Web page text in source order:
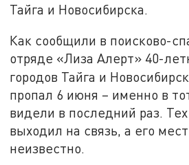
Тайга и Новосибирска.
Как сообщили в поисково-
отряде «Лиза Алерт» 40-
городов Тайга и Новосибирск
пропал 6 июня – именно в
видели в последний раз.
выходил на связь, а его
неизвестно.